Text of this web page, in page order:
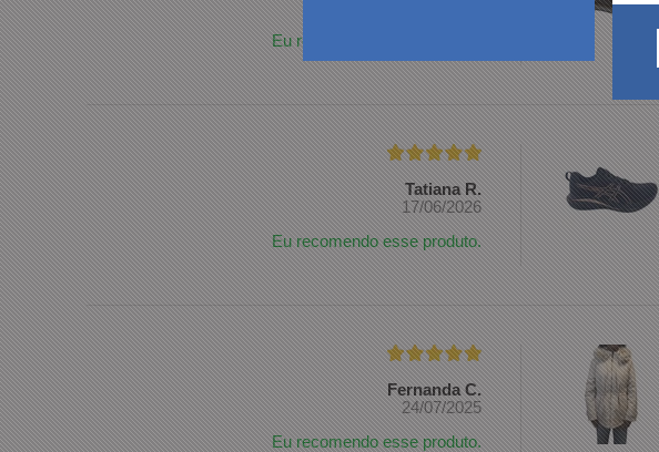
Eu recomendo esse produto.
Tatiana R.
17/06/2026
Eu recomendo esse produto.
Fernanda C.
24/07/2025
Eu recomendo esse produto.